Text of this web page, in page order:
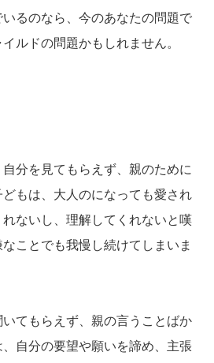
るのなら、今のあなたの問題で
ルドの問題かもしれません。
分を見てもらえず、親のために
もは、大人のになっても愛され
ないし、理解してくれないと嘆
ことでも我慢し続けてしまいま
てもらえず、親の言うことばか
自分の要望や願いを諦め、主張